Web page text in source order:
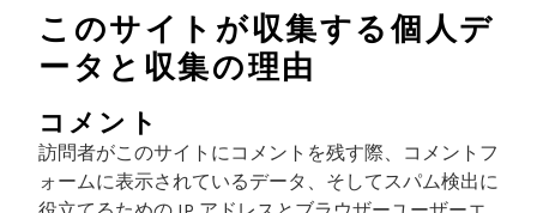
このサイトが収集する個人デ
ータと収集の理由
コメント
訪問者がこのサイトにコメントを残す際、コメントフ
ォームに表示されているデータ、そしてスパム検出に